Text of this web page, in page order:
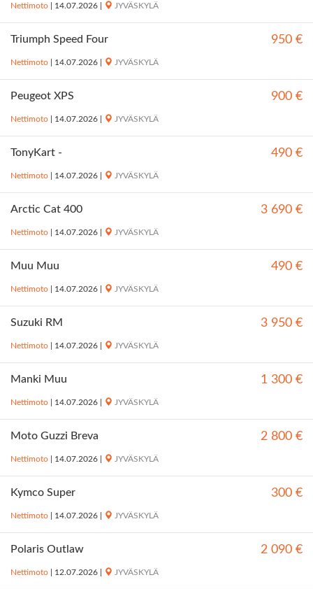
Nettimoto 14.07.2026 JYVÄSKYLÄ
Triumph Speed Four 950 €
Nettimoto 14.07.2026 JYVÄSKYLÄ
Peugeot XPS 900 €
Nettimoto 14.07.2026 JYVÄSKYLÄ
TonyKart - 490 €
Nettimoto 14.07.2026 JYVÄSKYLÄ
Arctic Cat 400 3 690 €
Nettimoto 14.07.2026 JYVÄSKYLÄ
Muu Muu 490 €
Nettimoto 14.07.2026 JYVÄSKYLÄ
Suzuki RM 3 950 €
Nettimoto 14.07.2026 JYVÄSKYLÄ
Manki Muu 1 300 €
Nettimoto 14.07.2026 JYVÄSKYLÄ
Moto Guzzi Breva 2 800 €
Nettimoto 14.07.2026 JYVÄSKYLÄ
Kymco Super 300 €
Nettimoto 14.07.2026 JYVÄSKYLÄ
Polaris Outlaw 2 090 €
Nettimoto 12.07.2026 JYVÄSKYLÄ